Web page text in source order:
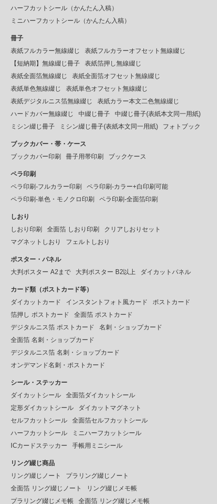
ハーフカットシール（かんたん入稿）
ミニハーフカットシール（かんたん入稿）
冊子
表紙フルカラー無線綴じ
表紙フルカラーオフセット無線綴じ
【短納期】無線綴じ冊子
表紙箔押し無線綴じ
表紙全面箔無線綴じ
表紙全面箔オフセット無線綴じ
表紙単色無線綴じ
表紙単色オフセット無線綴じ
表紙デジタルニス箔無線綴じ
表紙カラー本文二色無線綴じ
ハードカバー無線綴じ
中綴じ冊子
中綴じ冊子(表紙本文同一用紙)
ミシン綴じ冊子
ミシン綴じ冊子(表紙本文同一用紙) フォトブック
ブックカバー・帯・ケース
ブックカバー印刷
冊子用帯印刷 ブックケース
ペラ印刷
ペラ印刷-フルカラー印刷
ペラ印刷-カラー+白印刷可能
ペラ印刷-単色・モノクロ印刷
ペラ印刷-全面箔印刷
しおり
しおり印刷
全面箔 しおり印刷
クリアしおりセット
マグネットしおり
フェルトしおり
ポスター・パネル
大判ポスター A2まで
大判ポスター B2以上 ダイカットパネル
カード類（ポストカード等）
ダイカットカード
インスタントフォト風カード
ポストカード
箔押し ポストカード
全面箔 ポストカード
デジタルニス箔 ポストカード
名刺・ショップカード
全面箔 名刺・ショップカード
デジタルニス箔 名刺・ショップカード
オンデマンド名刺・ポストカード
シール・ステッカー
ダイカットシール
全面箔ダイカットシール
定形ダイカットシール
ダイカットマグネット
セルフカットシール
全面箔セルフカットシール
ハーフカットシール
ミニハーフカットシール
ICカードステッカー
手帳用ミニシール
リング綴じ商品
リング綴じノート
プラリング綴じノート
全面箔 リング綴じノート
リング綴じメモ帳
プラリング綴じメモ帳
全面箔 リング綴じメモ帳